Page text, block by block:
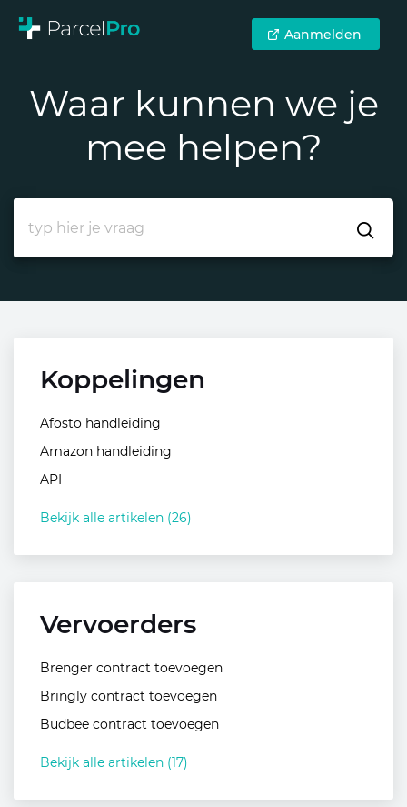
Aanmelden
Waar kunnen we je
mee helpen?
Koppelingen
Afosto handleiding
Amazon handleiding
API
Bekijk alle artikelen (26)
Vervoerders
Brenger contract toevoegen
Bringly contract toevoegen
Budbee contract toevoegen
Bekijk alle artikelen (17)